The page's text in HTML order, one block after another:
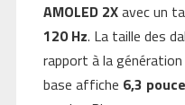
AMOLED 2Xavec un
120 Hz. La taille des
rapport à la
base affiche 6,3